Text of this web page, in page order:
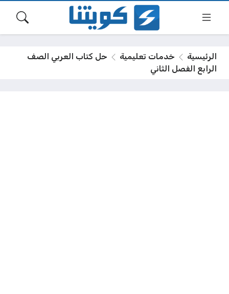
الرئيسية خدمات تعليمية
حل كتاب العربي الصف
الرابع الفصل الثاني